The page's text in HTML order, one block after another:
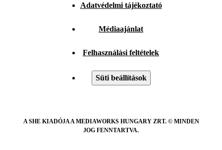
Adatvédelmi tájékoztató
Médiaajánlat
Felhasználási feltételek
Süti beállítások
A SHE KIADÓJA A MEDIAWORKS HUNGARY ZRT. © MINDEN
JOG FENNTARTVA.